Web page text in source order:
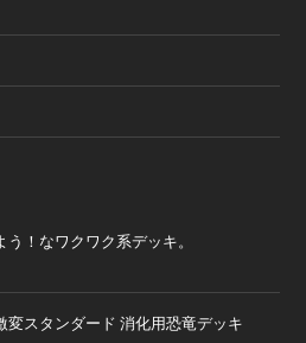
！なワクワク系デッキ。
変スタンダード 消化用恐竜デッキ